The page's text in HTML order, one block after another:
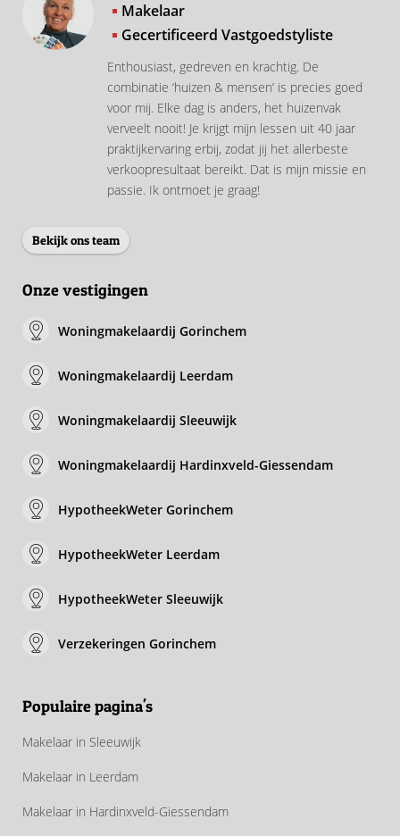
Makelaar
Gecertificeerd Vastgoedstyliste
Enthousiast, gedreven en krachtig. De
combinatie ‘huizen & mensen’ is precies goed
voor mij. Elke dag is anders, het huizenvak
verveelt nooit! Je krijgt mijn lessen uit 40 jaar
praktijkervaring erbij, zodat jij het allerbeste
verkoopresultaat bereikt. Dat is mijn missie en
passie. Ik ontmoet je graag!
Bekijk ons team
Onze vestigingen
Woningmakelaardij Gorinchem
Woningmakelaardij Leerdam
Woningmakelaardij Sleeuwijk
Woningmakelaardij Hardinxveld-Giessendam
HypotheekWeter Gorinchem
HypotheekWeter Leerdam
HypotheekWeter Sleeuwijk
Verzekeringen Gorinchem
Populaire pagina's
Makelaar in Sleeuwijk
Makelaar in Leerdam
Makelaar in Hardinxveld-Giessendam